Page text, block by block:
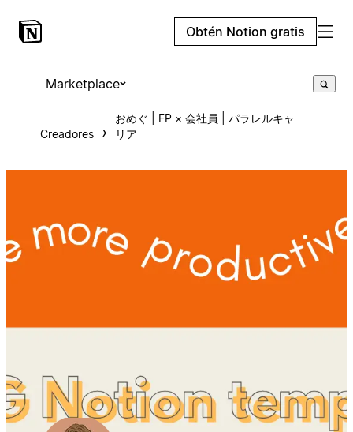
Obtén Notion gratis
Marketplace
Creadores
おめぐ | FP × 会社員 | パラレルキャ
リア